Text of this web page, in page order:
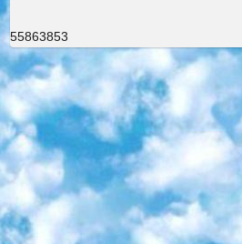
55863853